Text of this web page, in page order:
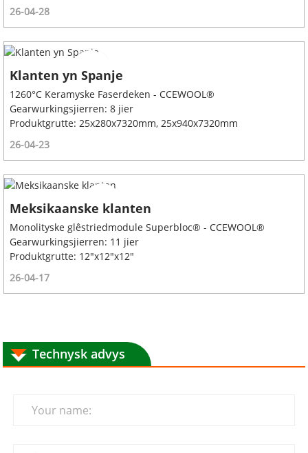
26-04-28
Klanten yn Spanje
1260°C Keramyske Faserdeken - CCEWOOL®
Gearwurkingsjierren: 8 jier
Produktgrutte: 25x280x7320mm, 25x940x7320mm
26-04-23
Meksikaanske klanten
Monolityske glêstriedmodule Superbloc® - CCEWOOL®
Gearwurkingsjierren: 11 jier
Produktgrutte: 12"x12"x12"
26-04-17
Technysk advys